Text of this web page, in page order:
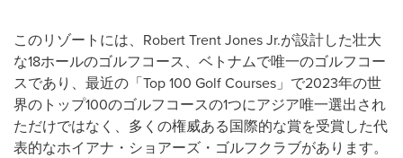
このリゾートには、Robert Trent Jones Jr.が設計した壮大
な18ホールのゴルフコース、ベトナムで唯一のゴルフコー
スであり、最近の「Top 100 Golf Courses」で2023年の世
界のトップ100のゴルフコースの1つにアジア唯一選出され
ただけではなく、多くの権威ある国際的な賞を受賞した代
表的なホイアナ・ショアーズ・ゴルフクラブがあります。